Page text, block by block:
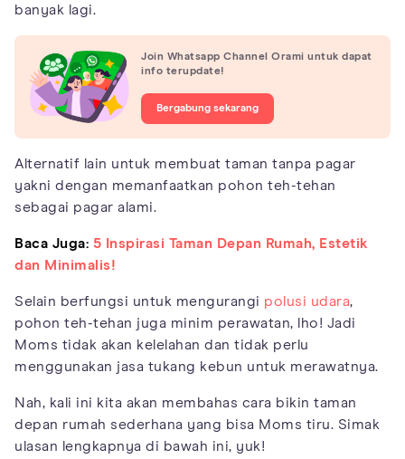
banyak lagi.
Join Whatsapp Channel Orami untuk dapat
info terupdate!
Bergabung sekarang
Alternatif lain untuk membuat taman tanpa pagar
yakni dengan memanfaatkan pohon teh-tehan
sebagai pagar alami.
Baca Juga: 5 Inspirasi Taman Depan Rumah, Estetik
dan Minimalis!
Selain berfungsi untuk mengurangi polusi udara,
pohon teh-tehan juga minim perawatan, lho! Jadi
Moms tidak akan kelelahan dan tidak perlu
menggunakan jasa tukang kebun untuk merawatnya.
Nah, kali ini kita akan membahas cara bikin taman
depan rumah sederhana yang bisa Moms tiru. Simak
ulasan lengkapnya di bawah ini, yuk!